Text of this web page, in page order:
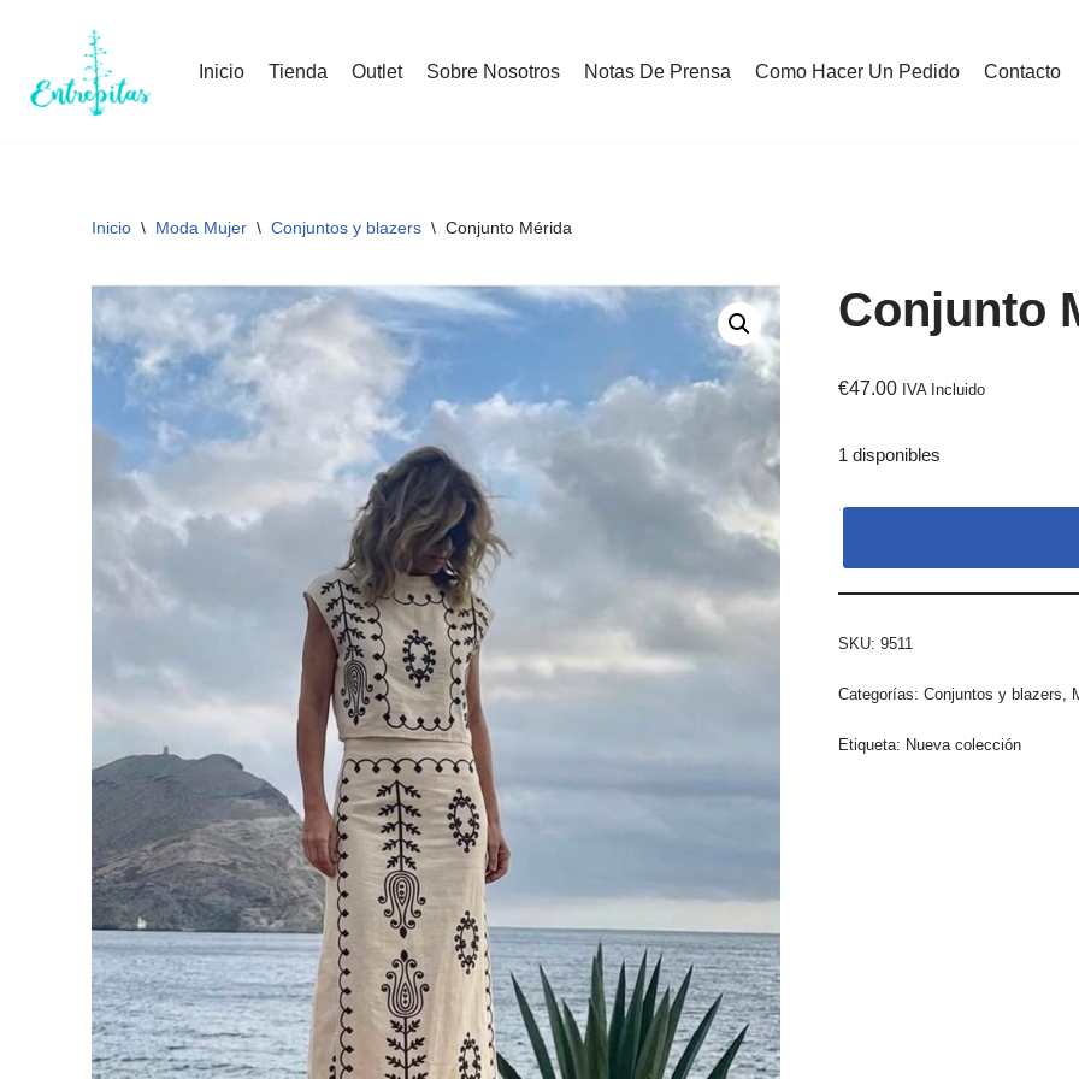
al
Inicio Tienda Outlet Sobre Nosotros Notas De Prensa Como Hacer Un Pedido Contacto
Inicio \ Moda Mujer \ Conjuntos y blazers \ Conjunto Mérida
Conjunto
€47.00 IVA Incluido
1 disponibles
SKU: 9511
Categorías: Conjuntos y blazers,
Etiqueta: Nueva colección